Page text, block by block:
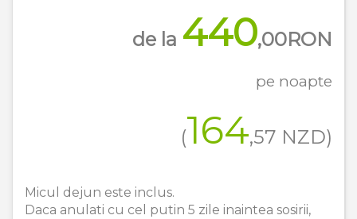
de la 440,00RON
pe noapte
(164,57 NZD)
Micul dejun este inclus.
Daca anulati cu cel putin 5 zile inaintea sosirii,